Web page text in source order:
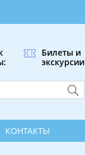
Билеты и
экскурсии
КОНТАКТЫ